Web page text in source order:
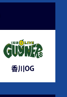
香川OG